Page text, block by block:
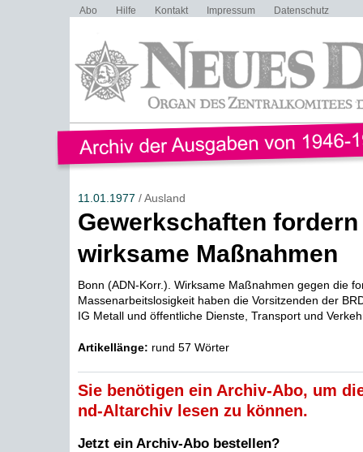
Abo Hilfe Kontakt Impressum Datenschutz
11.01.1977 / Ausland
Gewerkschaften fordern
wirksame Maßnahmen
Bonn (ADN-Korr.). Wirksame Maßnahmen gegen die
Massenarbeitslosigkeit haben die Vorsitzenden der
IG Metall und öffentliche Dienste, Transport und
Artikellänge: rund 57 Wörter
Sie benötigen ein Archiv-Abo, um
nd-Altarchiv lesen zu können.
Jetzt ein Archiv-Abo bestellen?